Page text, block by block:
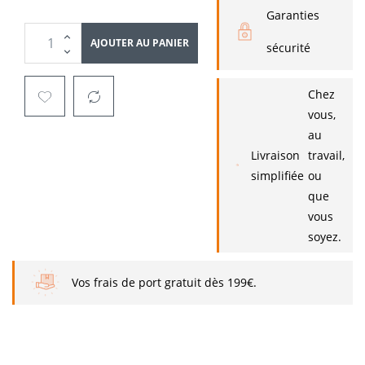
AJOUTER AU PANIER
Garanties
sécurité
Livraison
simplifiée
Chez
vous,
au
travail,
ou
que
vous
soyez.
Vos frais de port gratuit dès 199€.